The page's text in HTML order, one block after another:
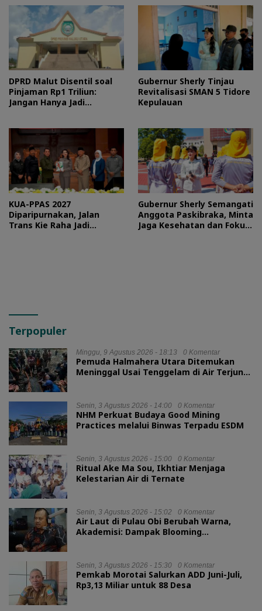
DPRD Malut Disentil soal
Pinjaman Rp1 Triliun:
Jangan Hanya Jadi
Gubernur Sherly Tinjau
Revitalisasi SMAN 5 Tidore
Kepulauan
KUA-PPAS 2027
Diparipurnakan, Jalan
Trans Kie Raha Jadi
Gubernur Sherly Semangati
Anggota Paskibraka, Minta
Jaga Kesehatan dan Fokus
Terpopuler
Minggu, 9 Agustus 2026 - 18:13 0 Komentar
Pemuda Halmahera Utara Ditemukan
Meninggal Usai Tenggelam di Air Terjun
Senin, 3 Agustus 2026 - 14:00 0 Komentar
NHM Perkuat Budaya Good Mining
Practices melalui Binwas Terpadu ESDM
Senin, 3 Agustus 2026 - 15:00 0 Komentar
Ritual Ake Ma Sou, Ikhtiar Menjaga
Kelestarian Air di Ternate
Senin, 3 Agustus 2026 - 15:02 0 Komentar
Air Laut di Pulau Obi Berubah Warna,
Akademisi: Dampak Blooming
Senin, 3 Agustus 2026 - 15:30 0 Komentar
Pemkab Morotai Salurkan ADD Juni-Juli,
Rp3,13 Miliar untuk 88 Desa